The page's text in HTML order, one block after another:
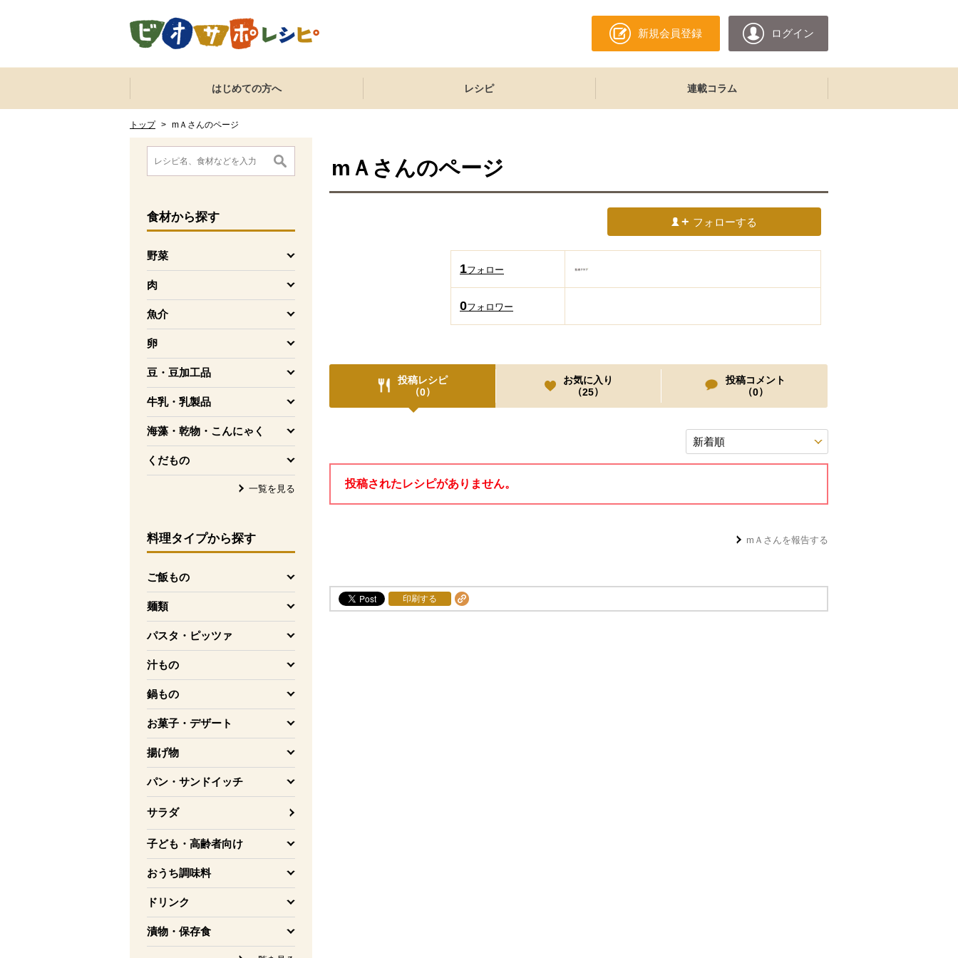
新規会員登録 ログイン
ここからサイト内共通メニューです。
サイト内共通メニューをスキップする
はじめての方へ レシピ 連載コラム
トップ > mＡさんのページ
ここから消費材検索メニューです。
食材から探す
野菜
を開く
肉
を開く
魚介
を開く
卵
を開く
豆・豆加工品
を開く
牛乳・乳製品
を開く
海藻・乾物・こんにゃく
を開く
くだもの
を開く
一覧を見る
料理タイプから探す
ご飯もの
を開く
麺類
を開く
パスタ・ピッツァ
を開く
汁もの
を開く
鍋もの
を開く
お菓子・デザート
を開く
揚げ物
を開く
パン・サンドイッチ
を開く
サラダ
子ども・高齢者向け
を開く
おうち調味料
を開く
ドリンク
を開く
漬物・保存食
を開く
消費材検索メニューここまで。
ここから本文です。
mＡ さんのページ
フォローする
1フォロー
0フォロワー
投稿レシピ
（0）
お気に入り
（25）
投稿コメント
（0）
投稿されたレシピがありません。
mＡ さんを報告する
印刷する